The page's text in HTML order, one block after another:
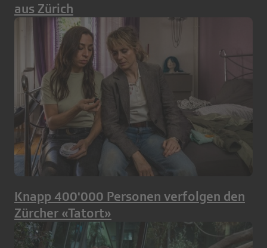
aus Zürich
Knapp 400'000 Personen verfolgen den
Zürcher «Tatort»